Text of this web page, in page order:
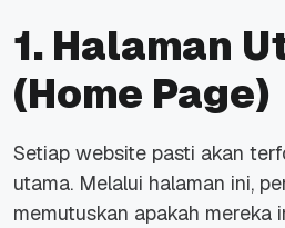
1. Halaman
(Home Page)
Setiap website pasti akan
utama. Melalui halaman ini,
memutuskan apakah mereka